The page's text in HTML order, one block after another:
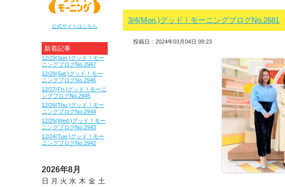
公式サイトはこちら
新着記事
12/29(Sun.)グッド！モー
ニングブログNo.2947
12/28(Sat.)グッド！モー
ニングブログNo.2946
12/27(Fri.)グッド！モーニ
ングブログNo.2945
12/26(Thu.)グッド！モー
ニングブログNo.2944
12/25(Wed.)グッド！モー
ニングブログNo.2943
12/24(Tue.)グッド！モー
ニングブログNo.2942
2026年8月
日 月 火 水 木 金 土
3/4(Mon.)グッド！モーニングブログNo.2681
投稿日：2024年03月04日 09:23